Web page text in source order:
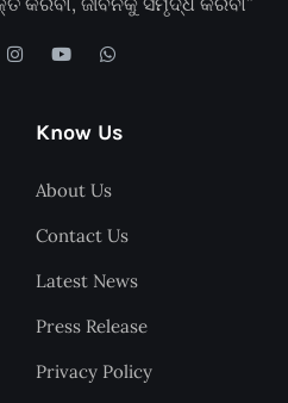
Know Us
About Us
Contact Us
Latest News
Press Release
Privacy Policy